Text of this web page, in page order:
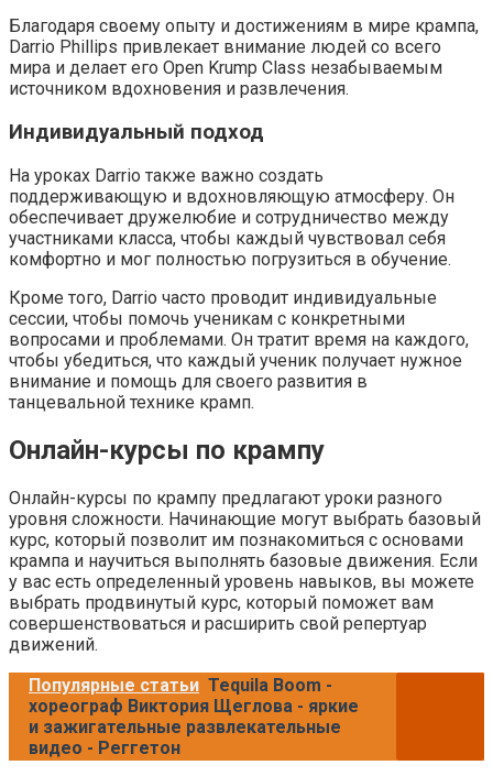
Благодаря своему опыту и достижениям в мире крампа,
Darrio Phillips привлекает внимание людей со всего
мира и делает его Open Krump Class незабываемым
источником вдохновения и развлечения.
Индивидуальный подход
На уроках Darrio также важно создать
поддерживающую и вдохновляющую атмосферу. Он
обеспечивает дружелюбие и сотрудничество между
участниками класса, чтобы каждый чувствовал себя
комфортно и мог полностью погрузиться в обучение.
Кроме того, Darrio часто проводит индивидуальные
сессии, чтобы помочь ученикам с конкретными
вопросами и проблемами. Он тратит время на каждого,
чтобы убедиться, что каждый ученик получает нужное
внимание и помощь для своего развития в
танцевальной технике крамп.
Онлайн-курсы по крампу
Онлайн-курсы по крампу предлагают уроки разного
уровня сложности. Начинающие могут выбрать базовый
курс, который позволит им познакомиться с основами
крампа и научиться выполнять базовые движения. Если
у вас есть определенный уровень навыков, вы можете
выбрать продвинутый курс, который поможет вам
совершенствоваться и расширить свой репертуар
движений.
Популярные статьи Tequila Boom -
хореограф Виктория Щеглова - яркие
и зажигательные развлекательные
видео - Реггетон